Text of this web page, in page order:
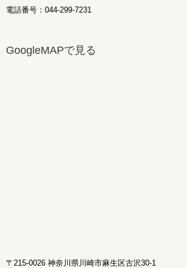
電話番号：044-299-7231
GoogleMAPで見る
〒215-0026 神奈川県川崎市麻生区古沢30-1